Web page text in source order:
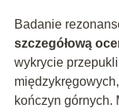
Badanie
szczegółową
wykrycie
kończyn górnych.